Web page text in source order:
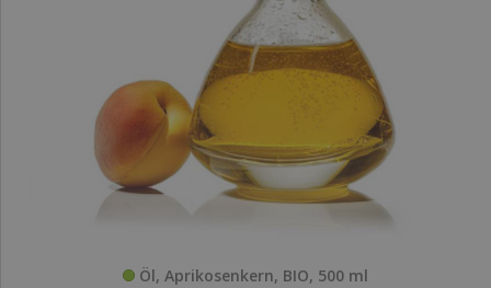
Öl, Aprikosenkern, BIO, 500 ml